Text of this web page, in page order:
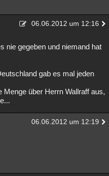
06.06.2012 um 12:16
nie gegeben und niemand hat
gab es mal jeden
über Herrn Wallraff aus,
06.06.2012 um 12:19